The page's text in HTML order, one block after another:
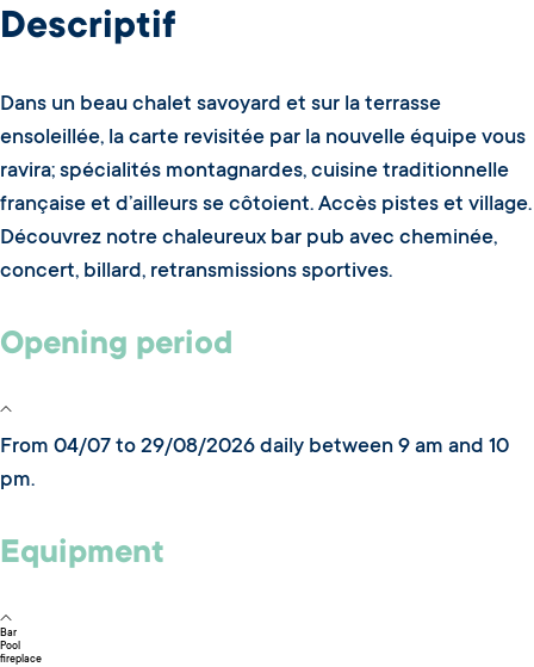
Descriptif
Dans un beau chalet savoyard et sur la terrasse
ensoleillée, la carte revisitée par la nouvelle équipe vous
ravira; spécialités montagnardes, cuisine traditionnelle
française et d’ailleurs se côtoient. Accès pistes et village.
Découvrez notre chaleureux bar pub avec cheminée,
concert, billard, retransmissions sportives.
Opening period
From 04/07 to 29/08/2026 daily between 9 am and 10
pm.
Equipment
Bar
Pool
fireplace